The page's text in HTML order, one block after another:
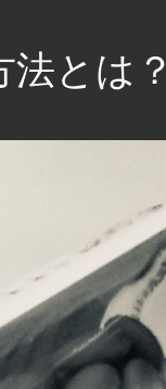
とは？